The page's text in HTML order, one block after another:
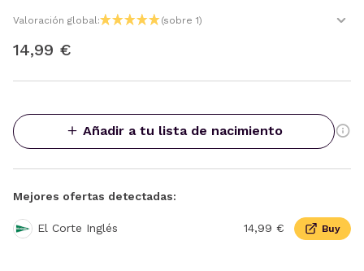
Valoración global: (sobre 1)
14,99 €
Añadir a tu lista de nacimiento
Mejores ofertas detectadas:
El Corte Inglés 14,99 € Buy